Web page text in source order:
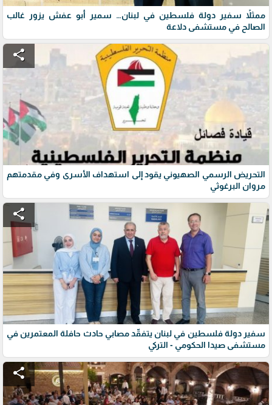
ممثلاً سفير دولة فلسطين في لبنان… سمير أبو عفش يزور غالب
الصالح في مستشفى دلاعة
share
التحريض الرسمي الصهيوني يقود إلى استهداف الأسرى وفي مقدمتهم
مروان البرغوثي
share
سفير دولة فلسطين في لبنان يتفقّد مصابي حادث حافلة المعتمرين في
مستشفى صيدا الحكومي - التركي
share